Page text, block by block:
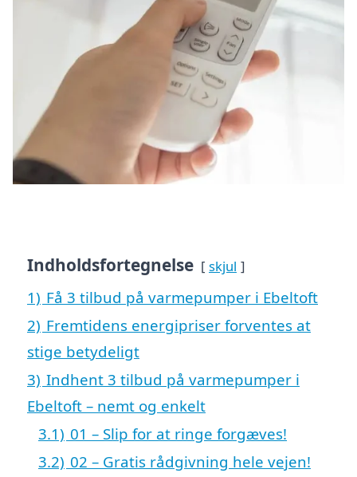
Indholdsfortegnelse skjul
1) Få 3 tilbud på varmepumper i Ebeltoft
2) Fremtidens energipriser forventes at
stige betydeligt
3) Indhent 3 tilbud på varmepumper i
Ebeltoft – nemt og enkelt
3.1) 01 – Slip for at ringe forgæves!
3.2) 02 – Gratis rådgivning hele vejen!